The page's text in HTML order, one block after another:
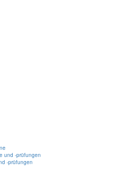
und -prüfungen
-prüfungen